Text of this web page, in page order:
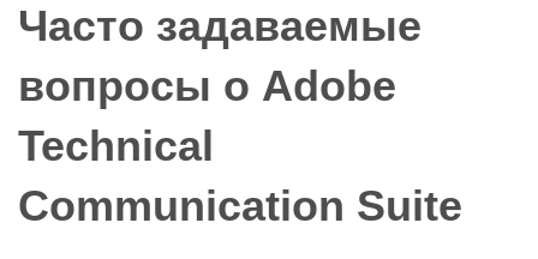
Часто задаваемые
вопросы о Adobe
Technical
Communication Suite